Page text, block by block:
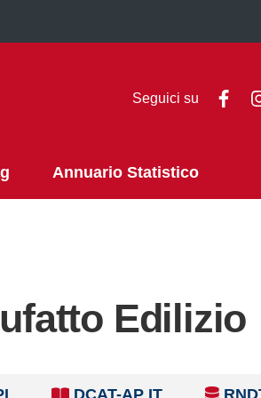
Seguici su
Annuario Statistico
Edilizio
DCAT-AP IT